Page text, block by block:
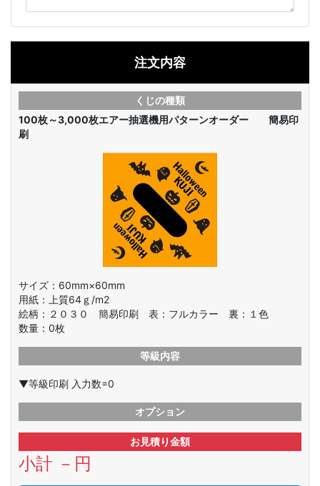
注文内容
くじの種類
100枚～3,000枚エアー抽選機用パターンオーダー 簡易印
刷
サイズ：60mm×60mm
用紙：上質64ｇ/m2
絵柄： ２０３０ 簡易印刷 表：フルカラー 裏：１色
数量： 0枚
等級内容
▼等級印刷 入力数=0
オプション
お見積り金額
小計 － 円